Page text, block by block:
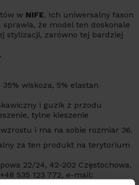
w NIFE. Ich uniwersalny fason
sprawia, że model ten doskonale
stylizacji, zarówno tej bardziej
35% wiskoza, 5% elastan
i guzik z przodu
tylne kieszenie
i ma na sobie rozmiar 36.
za ten produkt na terytorium
22/24, 42-202 Częstochowa,
535 123 772, e-mail: